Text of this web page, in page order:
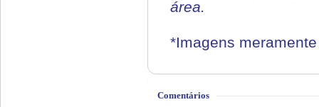
área.
*Imagens
Comentários